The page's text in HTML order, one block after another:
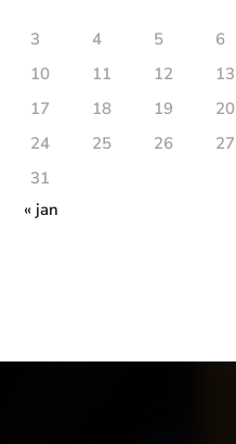
3
4 5 6
10
11 12 13
17
18 19 20
24
25 26 27
31
« jan